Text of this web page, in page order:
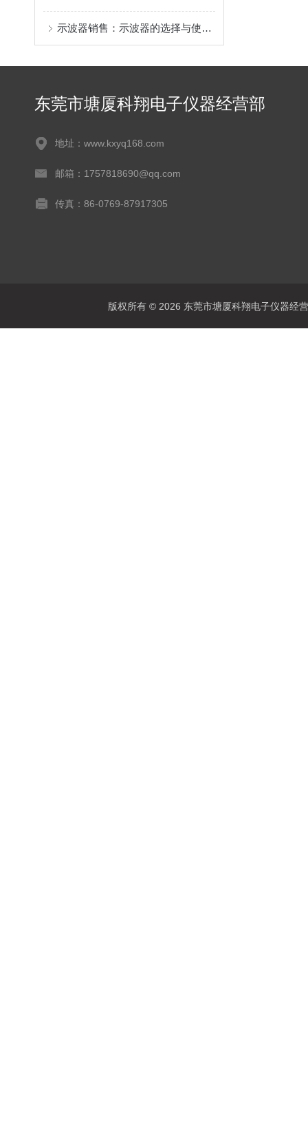
示波器销售：示波器的选择与使用指南
东莞市塘厦科翔电子仪器经营部
地址：www.kxyq168.com
邮箱：1757818690@qq.com
传真：86-0769-87917305
版权所有 © 2026 东莞市塘厦科翔电子仪器